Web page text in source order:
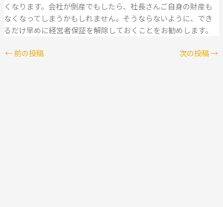
くなります。会社が倒産でもしたら、社長さんご自身の財産も
なくなってしまうかもしれません。そうならないように、でき
るだけ早めに経営者保証を解除しておくことをお勧めします。
←前の投稿 次の投稿→